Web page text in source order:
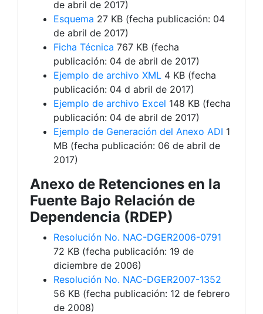
de abril de 2017)
Esquema 27 KB (fecha publicación: 04
de abril de 2017)
Ficha Técnica 767 KB (fecha
publicación: 04 de abril de 2017)
Ejemplo de archivo XML 4 KB (fecha
publicación: 04 d abril de 2017)
Ejemplo de archivo Excel 148 KB (fecha
publicación: 04 de abril de 2017)
Ejemplo de Generación del Anexo ADI 1
MB (fecha publicación: 06 de abril de
2017)
Anexo de Retenciones en la
Fuente Bajo Relación de
Dependencia (RDEP)
Resolución No. NAC-DGER2006-0791
72 KB (fecha publicación: 19 de
diciembre de 2006)
Resolución No. NAC-DGER2007-1352
56 KB (fecha publicación: 12 de febrero
de 2008)